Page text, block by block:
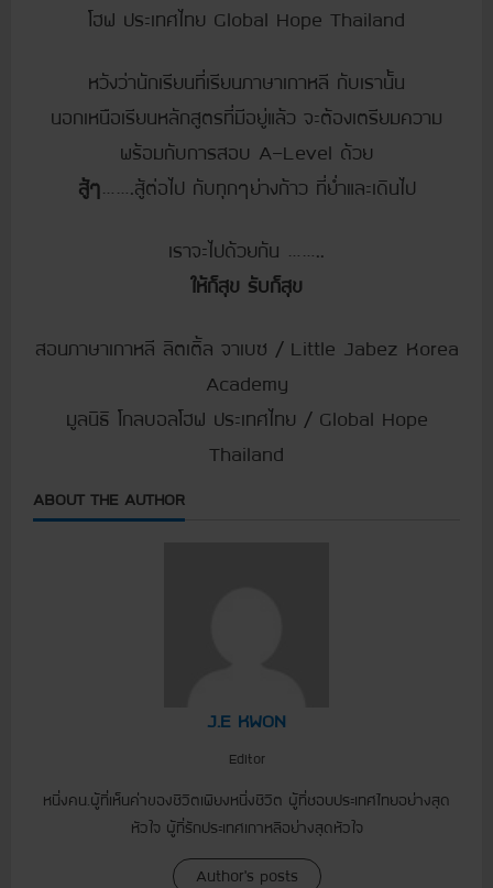
โฮฟ ประเทศไทย Global Hope Thailand
หวังว่านักเรียนที่เรียนภาษาเกาหลี กับเรานั้น
นอกเหนือเรียนหลักสูตรที่มีอยู่แล้ว จะต้องเตรียมความ
พร้อมกับการสอบ A-Level ด้วย
สู้ๆ…….สู้ต่อไป กับทุกๆย่างก้าว ที่ย่ำและเดินไป
เราจะไปด้วยกัน ……..
ให้ก็สุข รับก็สุข
สอนภาษาเกาหลี ลิตเติ้ล จาเบซ / Little Jabez Korea
Academy
มูลนิธิ โกลบอลโฮฟ ประเทศไทย / Global Hope
Thailand
ABOUT THE AUTHOR
J.E KWON
Editor
หนึ่งคน.ผู้ที่เห็นค่าของชีวิตเพียงหนึ่งชีวิต ผู้ที่ชอบประเทศไทยอย่างสุด
หัวใจ ผู้ที่รักประเทศเกาหลีอย่างสุดหัวใจ
Author's posts